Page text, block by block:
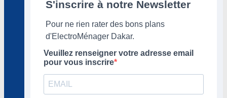
S'inscrire à notre Newsletter
Pour ne rien rater des bons plans
d'ElectroMénager Dakar.
Veuillez renseigner votre adresse email
pour vous inscrire